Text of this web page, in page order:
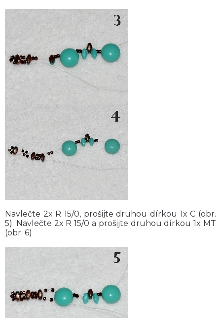
Navlečte 2x R 15/0, prošijte druhou dírkou 1x C (obr.
5). Navlečte 2x R 15/0 a prošijte druhou dírkou 1x MT
(obr. 6)